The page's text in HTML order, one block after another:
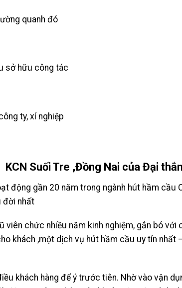
quanh đó
sở hữu công tác
ty, xí nghiệp
Suối Tre ,Đồng Nai của Đại
động gần 20 năm trong ngành hút hầm cầu
đời nhất
viên chức nhiều năm kinh nghiệm, gắn bó với
khách ,một dịch vụ hút hầm cầu uy tín nhất
khách hàng để ý trước tiên. Nhờ vào vận